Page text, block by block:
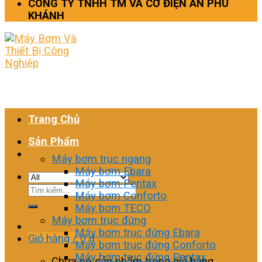
CÔNG TY TNHH TM VÀ CƠ ĐIỆN AN PHÚ
KHÁNH
Tìm
Giỏ hàng /0₫
Trang Chủ
Sản Phẩm
Máy bơm trục ngang
Máy bơm Ebara
Máy bơm Pentax
Máy bơm Conforto
Máy bơm TECO
Máy bơm trục đứng
Máy bơm trục đứng Ebara
Máy bơm trục đứng Conforto
Máy bơm trục đứng Pentax